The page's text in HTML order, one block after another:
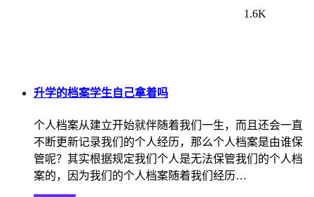
1.6K
升学的档案学生自己拿着吗
个人档案从建立开始就伴随着我们一生，而且还会一直
不断更新记录我们的个人经历，那么个人档案是由谁保
管呢？其实根据规定我们个人是无法保管我们的个人档
案的，因为我们的个人档案随着我们经历…